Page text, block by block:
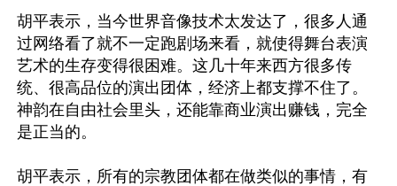
胡平表示，当今世界音像技术太发达了，很多人通
过网络看了就不一定跑剧场来看，就使得舞台表演
艺术的生存变得很困难。这几十年来西方很多传
统、很高品位的演出团体，经济上都支撑不住了。
神韵在自由社会里头，还能靠商业演出赚钱，完全
是正当的。
胡平表示，所有的宗教团体都在做类似的事情，有